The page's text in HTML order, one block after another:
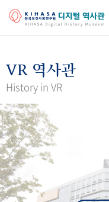
걸어온 길 기관 변천사
연구 역사
정책과 연구
간행물 변천사
기록물 아카이브
VR 역사관
History in VR